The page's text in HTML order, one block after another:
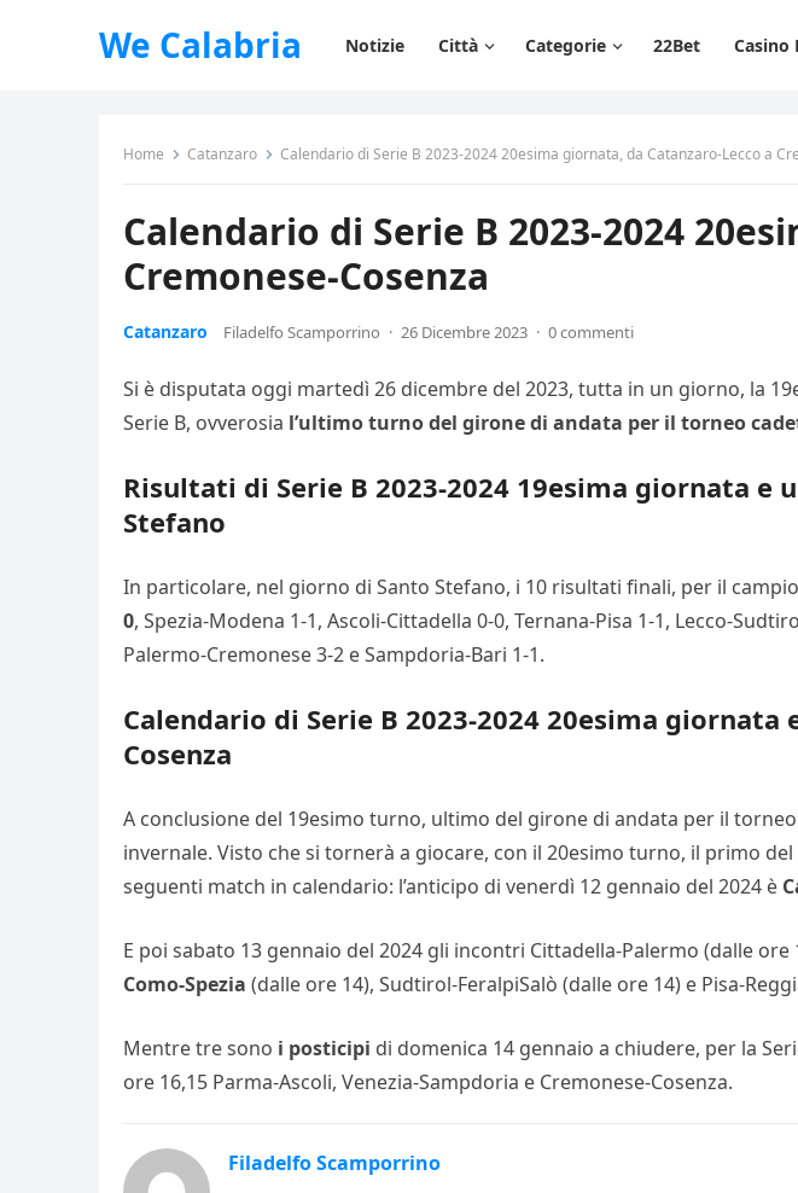
We Calabria Notizie Città Categorie 22Bet Casino
Home Catanzaro Calendario di Serie B 2023-2024 20esima giornata, da Catanzaro-Lecco a
Calendario di Serie B 2023-2024
Cremonese-Cosenza
Catanzaro Filadelfo Scamporrino · 26 Dicembre 2023 · 0 commenti
Si è disputata oggi martedì 26 dicembre del 2023, tutta in un giorno, la
Serie B, ovverosia l’ultimo turno del girone di andata per il torneo
Risultati di Serie B 2023-2024 19esima giornata
Stefano
In particolare, nel giorno di Santo Stefano, i 10 risultati finali, per il
0, Spezia-Modena 1-1, Ascoli-Cittadella 0-0, Ternana-Pisa 1-1, Lecco-
Palermo-Cremonese 3-2 e Sampdoria-Bari 1-1.
Calendario di Serie B 2023-2024 20esima
Cosenza
A conclusione del 19esimo turno, ultimo del girone di andata per il
invernale. Visto che si tornerà a giocare, con il 20esimo turno, il primo
seguenti match in calendario: l’anticipo di venerdì 12 gennaio del 2024 è
E poi sabato 13 gennaio del 2024 gli incontri Cittadella-Palermo (dalle
Como-Spezia (dalle ore 14), Sudtirol-FeralpiSalò (dalle ore 14) e Pisa-
Mentre tre sono i posticipi di domenica 14 gennaio a chiudere, per la
ore 16,15 Parma-Ascoli, Venezia-Sampdoria e Cremonese-Cosenza.
Filadelfo Scamporrino